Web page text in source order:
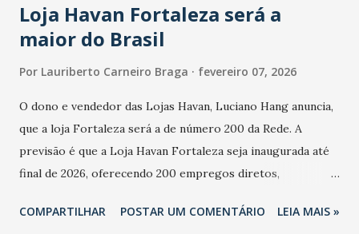
Loja Havan Fortaleza será a
maior do Brasil
Por Lauriberto Carneiro Braga fevereiro 07, 2026
O dono e vendedor das Lojas Havan, Luciano Hang anuncia,
que a loja Fortaleza será a de número 200 da Rede. A
previsão é que a Loja Havan Fortaleza seja inaugurada até
final de 2026, oferecendo 200 empregos diretos,
Havan Fortaleza ainda não foi anunciada oficialmente, mas
COMPARTILHAR POSTAR UM COMENTÁRIO LEIA MAIS »